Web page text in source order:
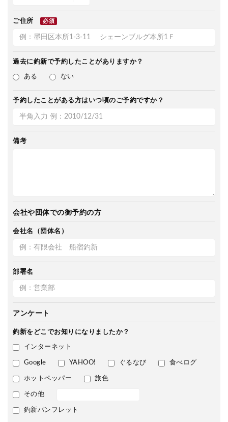
ご住所 必須
過去に釣新で予約したことがありますか？
ある ない
予約したことがある方はいつ頃のご予約ですか？
備考
会社や団体での御予約の方
会社名（団体名）
部署名
アンケート
釣新をどこでお知りになりましたか？
インターネット
Google YAHOO! ぐるなび 食べログ
ホットペッパー 旅色
その他
釣新パンフレット